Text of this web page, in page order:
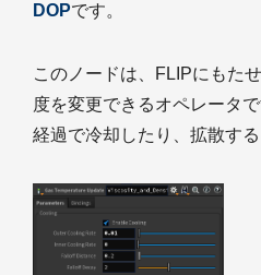
DOPです。
このノードは、FLIPにもた
度を変更できるオペレータ
経過で冷却したり、拡散する